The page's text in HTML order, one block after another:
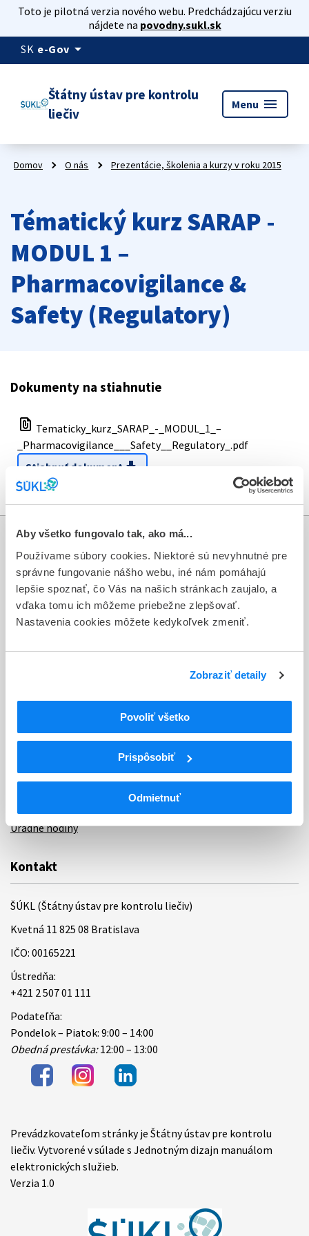
Aby všetko fungovalo tak, ako má...
Používame súbory cookies. Niektoré sú nevyhnutné pre
správne fungovanie nášho webu, iné nám pomáhajú
lepšie spoznať, čo Vás na našich stránkach zaujalo, a
vďaka tomu ich môžeme priebežne zlepšovať.
Nastavenia cookies môžete kedykoľvek zmeniť.
Zobraziť detaily
Povoliť všetko
Prispôsobiť
Odmietnuť
Toto je pilotná verzia nového webu. Predchádzajúcu verziu
nájdete na povodny.sukl.sk
SK e-Gov arrow_drop_down
Štátny ústav pre kontrolu
liečiv
Menu menu
Domov O nás Prezentácie, školenia a kurzy v roku 2015
Tématický kurz SARAP -
MODUL 1 –
Pharmacovigilance &
Safety (Regulatory)
Dokumenty na stiahnutie
file_present Tematicky_kurz_SARAP_-_MODUL_1_–
_Pharmacovigilance___Safety__Regulatory_.pdf
Stiahnuť dokumentdownload
Aktuality
Dotazník spokojnosti zákazníka
Regionálne pracoviská
Úradné hodiny
Kontakt
ŠÚKL (Štátny ústav pre kontrolu liečiv)
Kvetná 11 825 08 Bratislava
IČO: 00165221
Ústredňa:
+421 2 507 01 111
Podateľňa:
Pondelok – Piatok: 9:00 – 14:00
Obedná prestávka:12:00 – 13:00
Items
Prevádzkovateľom stránky je Štátny ústav pre kontrolu
liečiv. Vytvorené v súlade s Jednotným dizajn manuálom
elektronických služieb.
Verzia 1.0